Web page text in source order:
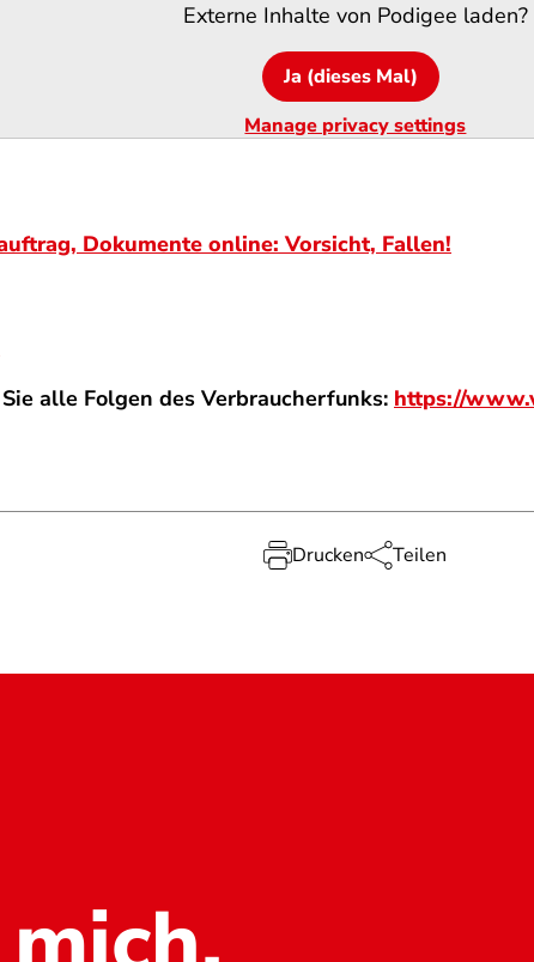
Externe Inhalte von Podigee laden?
Ja (dieses Mal)
Manage privacy settings
Dokumente online: Vorsicht, Fallen!
alle Folgen des Verbraucherfunks: https://
Drucken Teilen